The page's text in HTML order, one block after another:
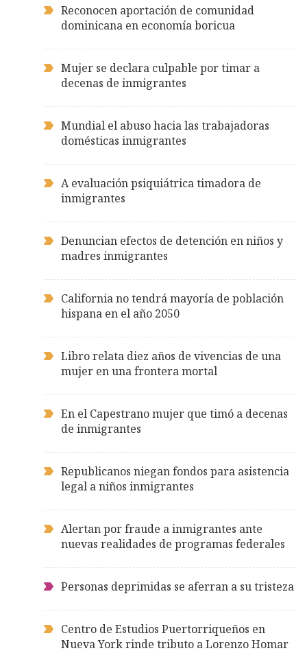
Reconocen aportación de comunidad
dominicana en economía boricua
Mujer se declara culpable por timar a
decenas de inmigrantes
Mundial el abuso hacia las trabajadoras
domésticas inmigrantes
A evaluación psiquiátrica timadora de
inmigrantes
Denuncian efectos de detención en niños y
madres inmigrantes
California no tendrá mayoría de población
hispana en el año 2050
Libro relata diez años de vivencias de una
mujer en una frontera mortal
En el Capestrano mujer que timó a decenas
de inmigrantes
Republicanos niegan fondos para asistencia
legal a niños inmigrantes
Alertan por fraude a inmigrantes ante
nuevas realidades de programas federales
Personas deprimidas se aferran a su tristeza
Centro de Estudios Puertorriqueños en
Nueva York rinde tributo a Lorenzo Homar